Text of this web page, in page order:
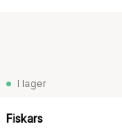
I lager
Fiskars